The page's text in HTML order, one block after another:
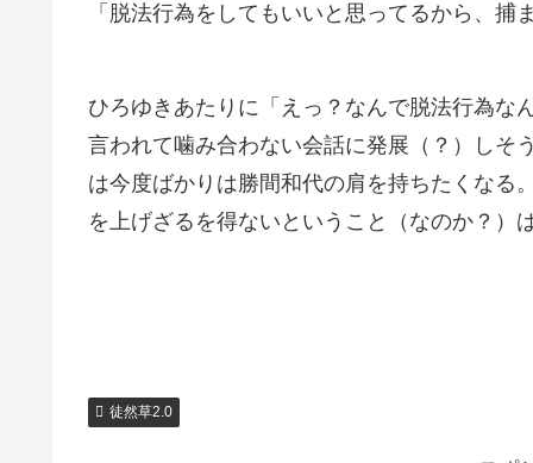
「脱法行為をしてもいいと思ってるから、捕
ひろゆきあたりに「えっ？なんで脱法行為な
言われて噛み合わない会話に発展（？）しそ
は今度ばかりは勝間和代の肩を持ちたくなる
を上げざるを得ないということ（なのか？）
徒然草2.0